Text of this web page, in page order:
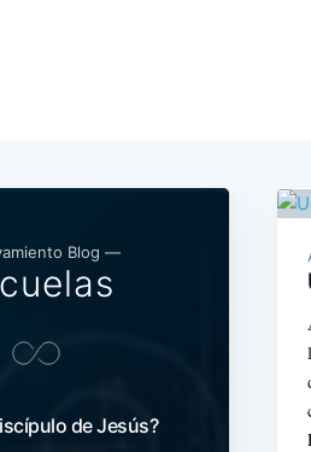
Blog —
de Jesús?